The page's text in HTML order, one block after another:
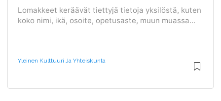
Lomakkeet keräävät tiettyjä tietoja yksilöstä, kuten
koko nimi, ikä, osoite, opetusaste, muun muassa...
Yleinen Kulttuuri Ja Yhteiskunta